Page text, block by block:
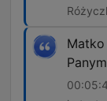
Matko